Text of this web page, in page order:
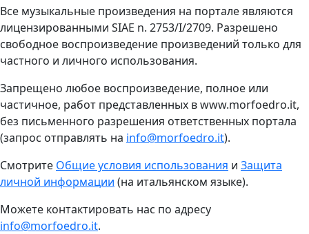
Все музыкальные произведения на портале являются
лицензированными SIAE n. 2753/I/2709. Разрешено
свободное воспроизведение произведений только для
частного и личного использования.
Запрещено любое воспроизведение, полное или
частичное, работ представленных вwww.morfoedro.it,
без письменного разрешения ответственных портала
(запрос отправлять на info@morfoedro.it).
Смотрите Общие условия использования и Защита
личной информации (на итальянском языке).
Можете контактировать нас по адресу
info@morfoedro.it.